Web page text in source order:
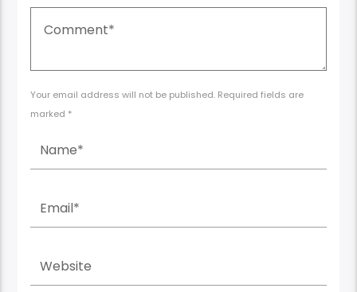
Your email address will not be published. Required fields are
marked *